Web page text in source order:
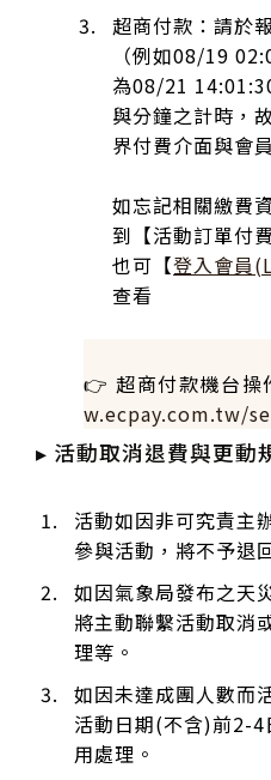
超商付款：請於
（例如08/19
為08/21
與分鐘之計時，
界付費介面與會
如忘記相關繳費
到【活動訂單付
也可【登入會員
查看
👉 超商付款機台操
w.ecpay.com.tw/
▸ 活動取消退費與更動
活動如因非可究責主
參與活動，將不予退
如因氣象局發布之天
將主動聯繫活動取消
理等。
如因未達成團人數而
活動日期(不含)前2-4
用處理。